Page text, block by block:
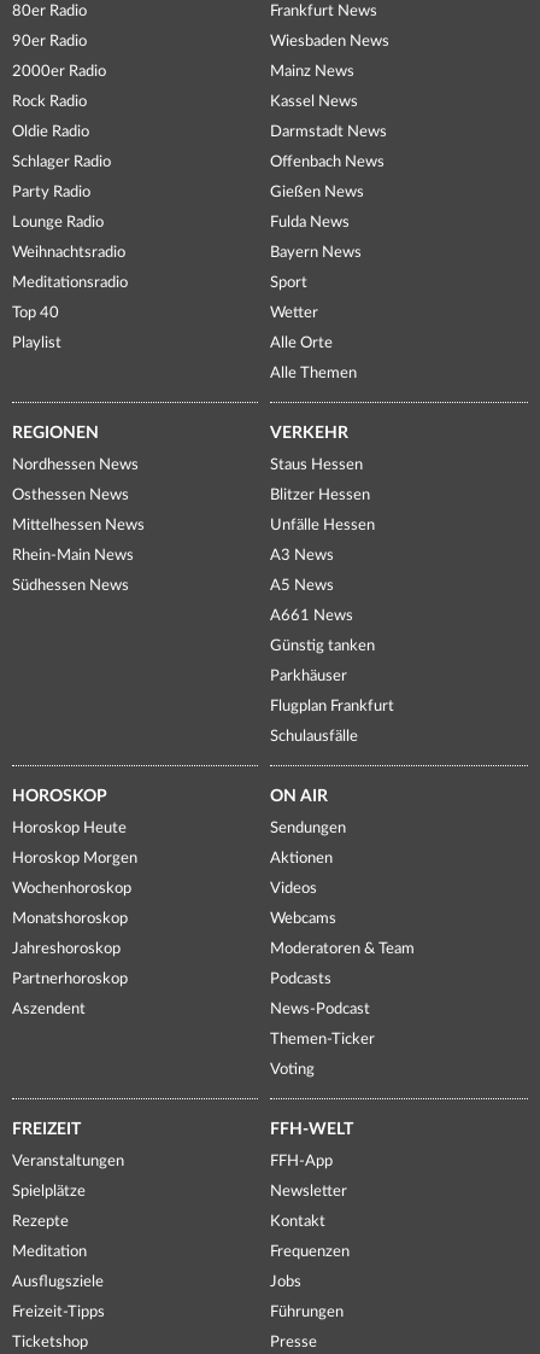
80er Radio
90er Radio
2000er Radio
Rock Radio
Oldie Radio
Schlager Radio
Party Radio
Lounge Radio
Weihnachtsradio
Meditationsradio
Top 40
Playlist
Frankfurt News
Wiesbaden News
Mainz News
Kassel News
Darmstadt News
Offenbach News
Gießen News
Fulda News
Bayern News
Sport
Wetter
Alle Orte
Alle Themen
REGIONEN
Nordhessen News
Osthessen News
Mittelhessen News
Rhein-Main News
Südhessen News
VERKEHR
Staus Hessen
Blitzer Hessen
Unfälle Hessen
A3 News
A5 News
A661 News
Günstig tanken
Parkhäuser
Flugplan Frankfurt
Schulausfälle
HOROSKOP
Horoskop Heute
Horoskop Morgen
Wochenhoroskop
Monatshoroskop
Jahreshoroskop
Partnerhoroskop
Aszendent
ON AIR
Sendungen
Aktionen
Videos
Webcams
Moderatoren & Team
Podcasts
News-Podcast
Themen-Ticker
Voting
FREIZEIT
Veranstaltungen
Spielplätze
Rezepte
Meditation
Ausflugsziele
Freizeit-Tipps
Ticketshop
FFH-WELT
FFH-App
Newsletter
Kontakt
Frequenzen
Jobs
Führungen
Presse